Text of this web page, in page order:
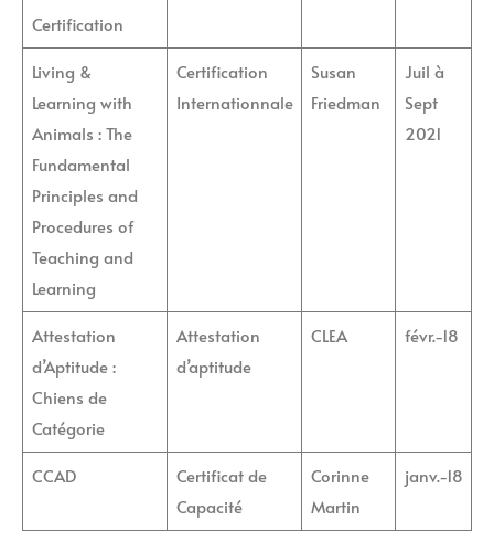
Certification
Living &
Learning with
Animals : The
Fundamental
Principles and
Procedures of
Teaching and
Learning
Certification
Internationnale
Susan
Friedman
Juil à
Sept
2021
Attestation
d’Aptitude :
Chiens de
Catégorie
Attestation
d’aptitude
CLEA févr.-18
CCAD
Certificat de
Capacité
Corinne
Martin
janv.-18